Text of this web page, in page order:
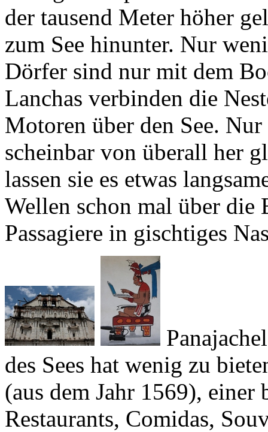
zum See hinunter. Nur
Dörfer sind nur mit dem
Lanchasverbinden die
Motoren über den See.
scheinbar von überall her
lassen sie es etwas
Wellen schon mal über
Passagiere in gischtiges
des Sees hat wenig zu
(aus dem Jahr 1569),
Restaurants,Comidas ,
Und einer